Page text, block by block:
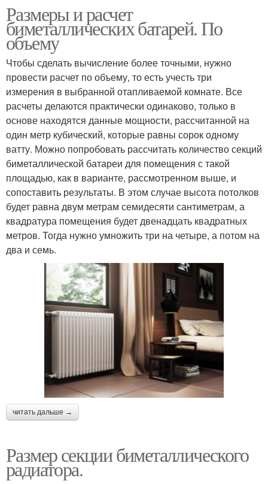
Размеры и расчет
биметаллических батарей. По
объему
Чтобы сделать вычисление более точными, нужно
провести расчет по объему, то есть учесть три
измерения в выбранной отапливаемой комнате. Все
расчеты делаются практически одинаково, только в
основе находятся данные мощности, рассчитанной на
один метр кубический, которые равны сорок одному
ватту. Можно попробовать рассчитать количество секций
биметаллической батареи для помещения с такой
площадью, как в варианте, рассмотренном выше, и
сопоставить результаты. В этом случае высота потолков
будет равна двум метрам семидесяти сантиметрам, а
квадратура помещения будет двенадцать квадратных
метров. Тогда нужно умножить три на четыре, а потом на
два и семь.
читать дальше →
Размер секции биметаллического
радиатора.